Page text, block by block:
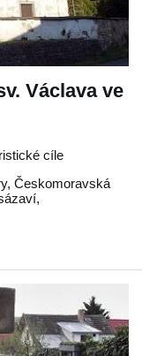
Václava ve
cíle
, Českomoravská
,